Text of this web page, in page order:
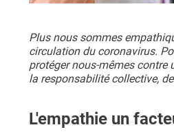
Plus nous sommes
circulation du coronavirus.
protéger nous-mêmes contre
la responsabilité collective,
L'empathie un